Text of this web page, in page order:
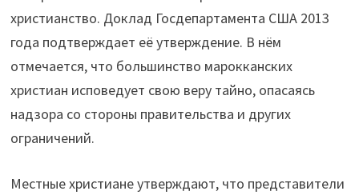
христианство. Доклад Госдепартамента США 2013
года подтверждает её утверждение. В нём
отмечается, что большинство марокканских
христиан исповедует свою веру тайно, опасаясь
надзора со стороны правительства и других
ограничений.
Местные христиане утверждают, что представители